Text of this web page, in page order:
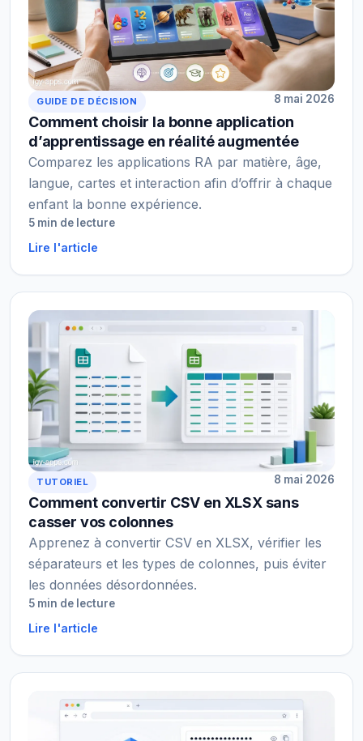
GUIDE DE DÉCISION 8 mai 2026
Comment choisir la bonne application
d’apprentissage en réalité augmentée
Comparez les applications RA par matière, âge,
langue, cartes et interaction afin d’offrir à chaque
enfant la bonne expérience.
5 min de lecture
Lire l'article
TUTORIEL 8 mai 2026
Comment convertir CSV en XLSX sans
casser vos colonnes
Apprenez à convertir CSV en XLSX, vérifier les
séparateurs et les types de colonnes, puis éviter
les données désordonnées.
5 min de lecture
Lire l'article